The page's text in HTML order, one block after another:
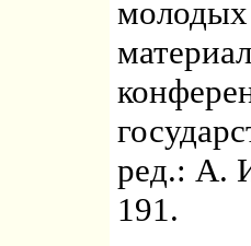
ред.: А.
191.